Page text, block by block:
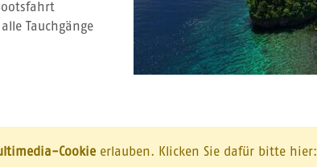
Tauchgänge
Cookie erlauben. Klicken Sie dafür bitte hier: